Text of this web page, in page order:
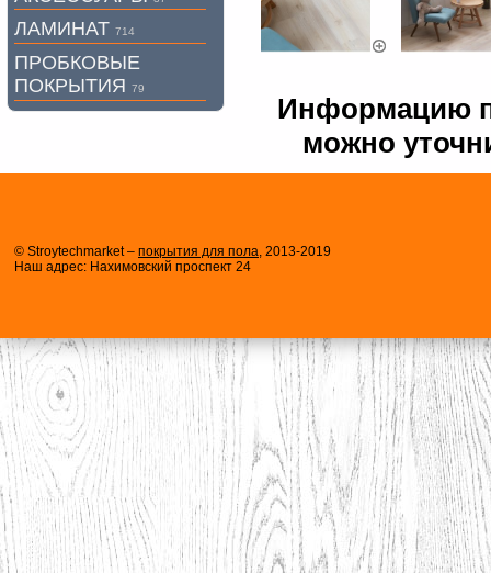
Информацию
можно
ЛАМИНАТ 714
ПРОБКОВЫЕ
ПОКРЫТИЯ 79
© Stroytechmarket – покрытия для пола , 2013-2019
Наш адрес: Нахимовский проспект 24